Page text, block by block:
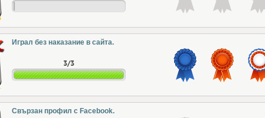
Играл без наказание в сайта.
3/3
Свързан профил с Facebook.